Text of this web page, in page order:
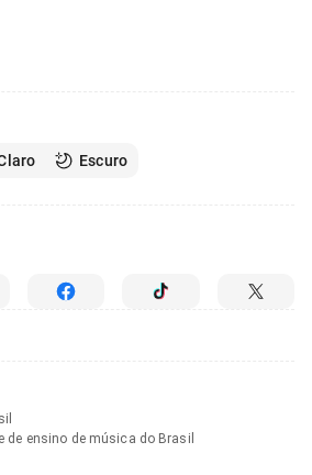
Escuro
de ensino de música do Brasil